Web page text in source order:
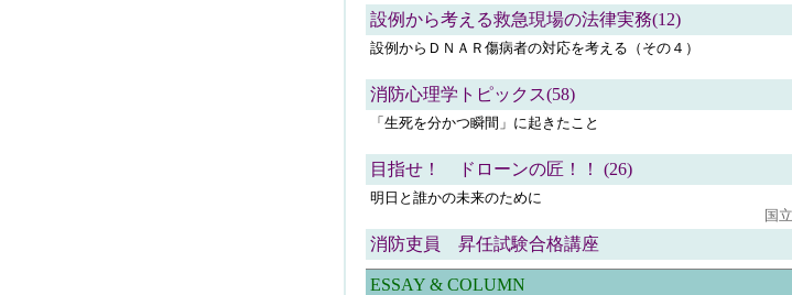
設例から考える救急現場の法律実務(12)
設例からＤＮＡＲ傷病者の対応を考える（その４）
消防心理学トピックス(58)
「生死を分かつ瞬間」に起きたこと
目指せ！ ドローンの匠！！ (26)
明日と誰かの未来のために
国
消防吏員 昇任試験合格講座
ESSAY & COLUMN